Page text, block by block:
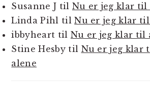
Susanne J til Nu er jeg klar til
Linda Pihl tilNu er jeg klar til
ibbyheart til Nu er jeg klar til
Stine Hesbytil Nu er jeg klar
alene